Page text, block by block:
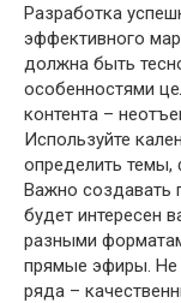
Разработка
эффективного
должна быть
особенностями
контента –
Используйте
определить темы,
Важно создавать
будет интересен
разными
прямые эфиры. Не
ряда –